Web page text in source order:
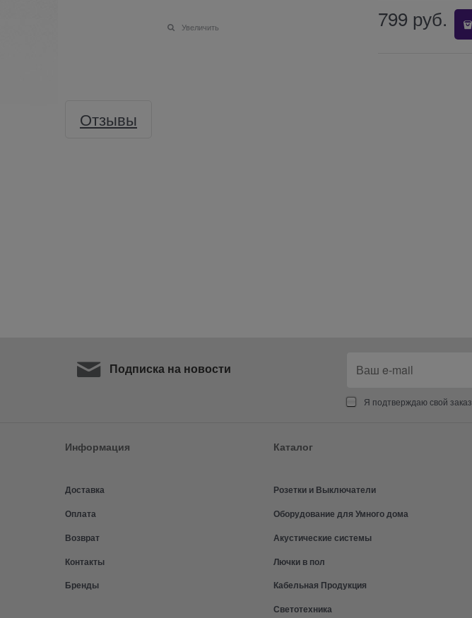
Увеличить 799 руб.
Отзывы
Подписка на новости
Я подтверждаю свой заказ.
Информация
Доставка
Оплата
Возврат
Контакты
Бренды
Каталог
Розетки и Выключатели
Оборудование для Умного дома
Акустические системы
Лючки в пол
Кабельная Продукция
Светотехника